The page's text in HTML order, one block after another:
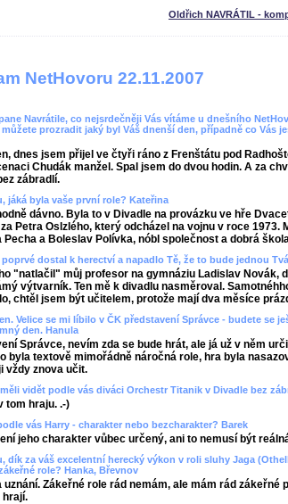
Oldřich NAVRÁTIL -
NetHovoru 22.11.2007
Navrátile, co nejsrdečněji Vás vítáme u dnešního
prozradit jaký byl Váš dnenší den, případně co Vás
dnes jsem přijel ve čtyři ráno z Frenštátu pod
Chudák manžel. Spal jsem do dvou hodin. A za
zábradlí.
jáká byla vaše první role? Kateřina
dávno. Byla to v Divadle na provázku ve hře
Petra Oslzlého, který odcházel na vojnu v roce 1973.
Pecha a Boleslav Polívka, nóbl společnost a dobrá
poprvé dostal k herectví a napadlo Tě, že to bude jednou
"natlačil" můj profesor na gymnáziu Ladislav Novák,
výtvarník. Ten mě k divadlu nasměroval.
chtěl jsem být učitelem, protože mají dva měsíce
Velice se mi líbilo v ČK představení Správce - budete se
den. Hanula
Správce, nevím zda se bude hrát, ale já už v něm
byla textově mimořádně náročná role, hra byla
vždy znova učit.
vidět podle vás diváci Orchestr Titanik v Divadle bez
tom hraju. .-)
vás Harry - charakter nebo bezcharakter? Barek
jeho charakter vůbec určený, ani to nemusí být
dík za váš excelentní herecký výkon v roli sluhy Jaga
role? Hanka, Břevnov
uznání. Zákeřné role rád nemám, ale mám rád zákeřné
hrají.